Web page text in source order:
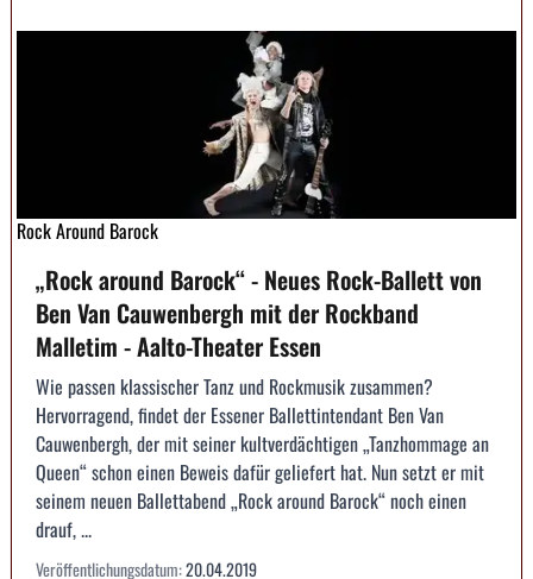
Rock Around Barock
„Rock around Barock“ - Neues Rock-Ballett von
Ben Van Cauwenbergh mit der Rockband
Malletim - Aalto-Theater Essen
Wie passen klassischer Tanz und Rockmusik zusammen?
Hervorragend, findet der Essener Ballettintendant Ben Van
Cauwenbergh, der mit seiner kultverdächtigen „Tanzhommage an
Queen“ schon einen Beweis dafür geliefert hat. Nun setzt er mit
seinem neuen Ballettabend „Rock around Barock“ noch einen
drauf, ...
Veröffentlichungsdatum:20.04.2019